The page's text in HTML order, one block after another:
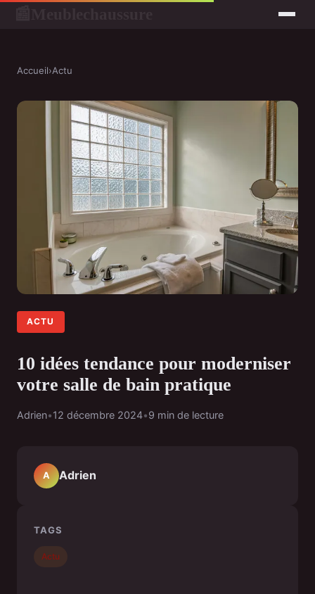
Accueil›Actu
ACTU
10 idées tendance pour moderniser
votre salle de bain pratique
Adrien•12 décembre 2024•9 min de lecture
A Adrien
TAGS
Actu